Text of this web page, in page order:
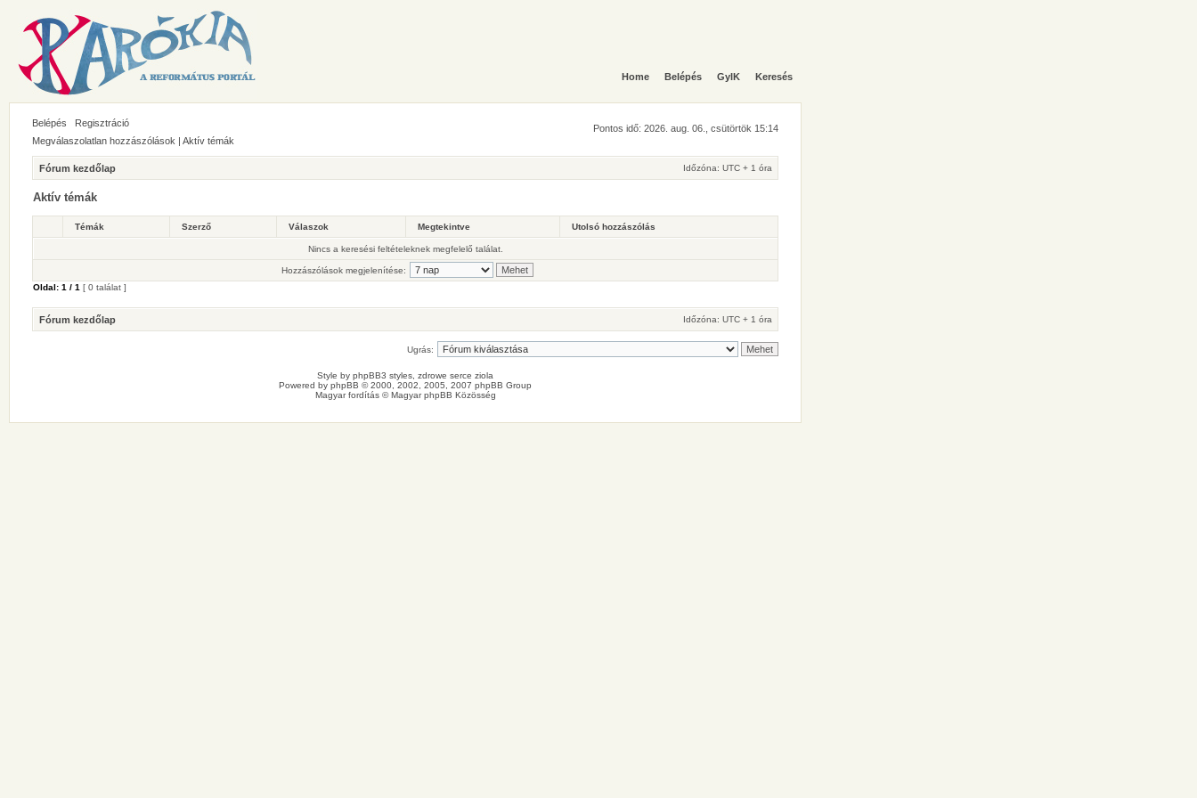
Home Belépés GyIK Keresés
Belépés Regisztráció
Pontos idő: 2026. aug. 06., csütörtök 15:14
Megválaszolatlan hozzászólások | Aktív témák
Fórum kezdőlap Időzóna: UTC + 1 óra
Aktív témák
Témák Szerző Válaszok Megtekintve Utolsó hozzászólás
Nincs a keresési feltételeknek megfelelő találat.
Hozzászólások megjelenítése:
Oldal: 1 / 1 [ 0 találat ]
Fórum kezdőlap Időzóna: UTC + 1 óra
Ugrás:
Style by phpBB3 styles , zdrowe serce ziola
Powered by phpBB © 2000, 2002, 2005, 2007 phpBB Group
Magyar fordítás ©Magyar phpBB Közösség